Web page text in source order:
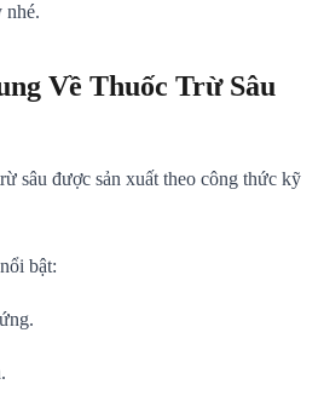
nhé.
Về Thuốc Trừ Sâu
sâu được sản xuất theo công thức kỹ
bật: